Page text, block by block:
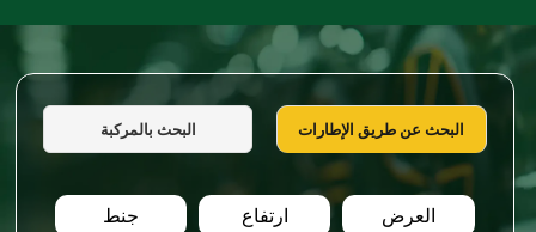
البحث عن طريق الإطارات البحث بالمركبة
العرض ارتفاع جنط